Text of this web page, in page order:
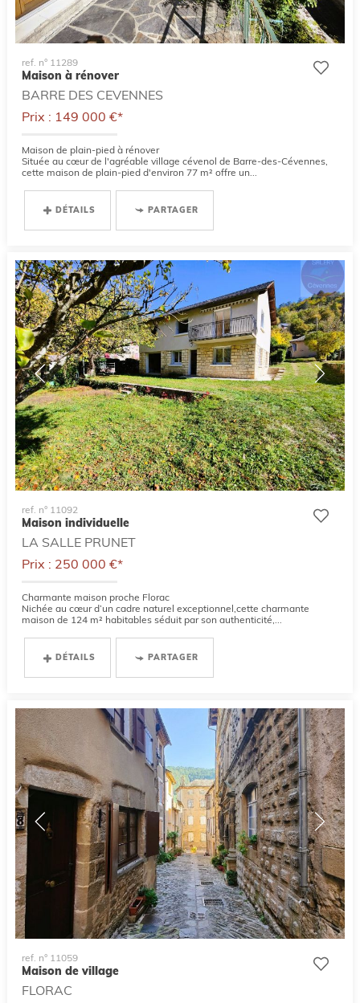
ref. n° 11289
Maison à rénover
BARRE DES CEVENNES
Prix : 149 000 €*
Maison de plain-pied à rénover
Située au cœur de l'agréable village cévenol de Barre-des-Cévennes,
cette maison de plain-pied d'environ 77 m² offre un...
DÉTAILS PARTAGER
ref. n° 11092
Maison individuelle
LA SALLE PRUNET
Prix : 250 000 €*
Charmante maison proche Florac
Nichée au cœur d’un cadre naturel exceptionnel,cette charmante
maison de 124 m² habitables séduit par son authenticité,...
DÉTAILS PARTAGER
ref. n° 11059
Maison de village
FLORAC